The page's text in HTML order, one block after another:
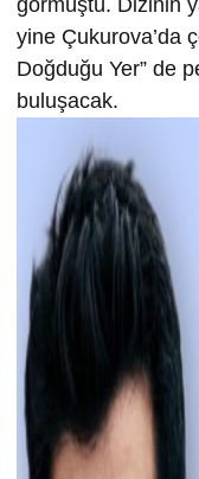
yine Çukurova’da
Doğduğu Yer” de
buluşacak.